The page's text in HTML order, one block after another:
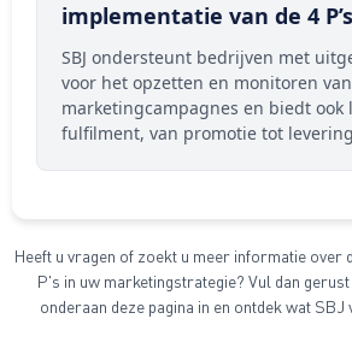
implementatie van de 4
SBJ ondersteunt bedrijven met
voor het opzetten en monitoren van
marketingcampagnes en biedt ook
fulfilment, van promotie tot
Heeft u vragen of zoekt u meer informatie over
P's in uw marketingstrategie? Vul dan
onderaan deze pagina in en ontdek wat SBJ